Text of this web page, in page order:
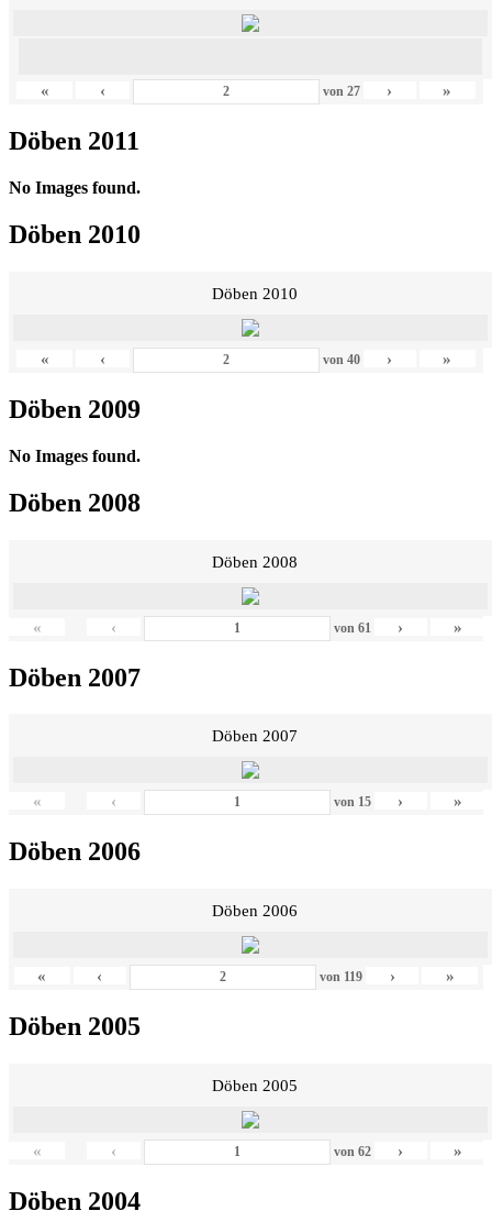
« ‹ von 27 › »
Döben 2011
No Images found.
Döben 2010
Döben 2010
« ‹ von 40 › »
Döben 2009
No Images found.
Döben 2008
Döben 2008
« ‹ von 61 › »
Döben 2007
Döben 2007
« ‹ von 15 › »
Döben 2006
Döben 2006
« ‹ von 119 › »
Döben 2005
Döben 2005
« ‹ von 62 › »
Döben 2004